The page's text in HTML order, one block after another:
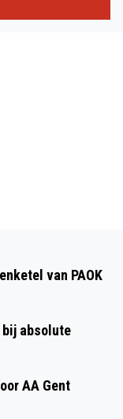
van PAOK
absolute
AA Gent